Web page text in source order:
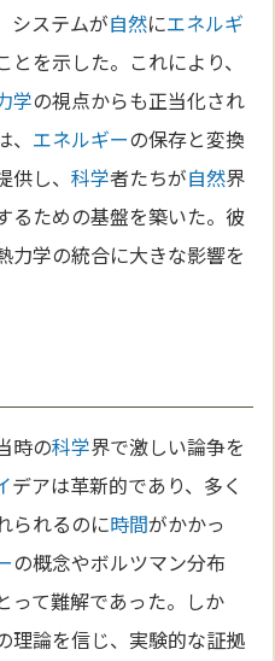
システムが自然にエネルギ
を示した。これにより、
学の視点からも正当化され
エネルギーの保存と変換
供し、科学者たちが自然界
るための基盤を築いた。彼
力学の統合に大きな影響を
時の科学界で激しい論争を
デアは革新的であり、多く
られるのに時間がかかっ
の概念やボルツマン分布
って難解であった。しか
理論を信じ、実験的な証拠